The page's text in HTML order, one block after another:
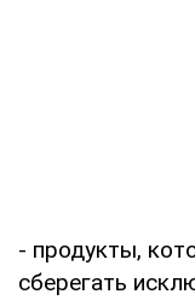
- продукты,
сберегать